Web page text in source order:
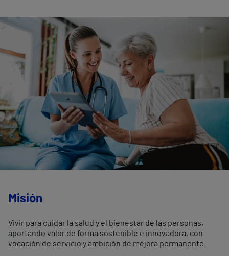
Misión
Vivir para cuidar la salud y el bienestar de las personas,
aportando valor de forma sostenible e innovadora, con
vocación de servicio y ambición de mejora permanente.